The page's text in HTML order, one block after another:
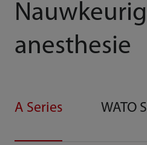
anesthesie
A Series WATO